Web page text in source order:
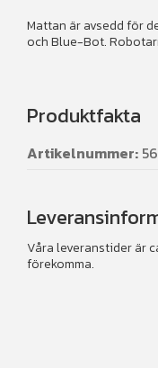
Mattan är avsedd för
och Blue-Bot.
Produktfakta
Artikelnummer:
Våra leveranstider är
förekomma.